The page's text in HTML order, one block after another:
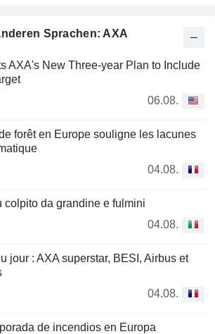
Sprachen: AXA
AXA's New Three-year Plan to Include
06.08.
forêt en Europe souligne les lacunes
04.08.
colpito da grandine e fulmini
04.08.
jour : AXA superstar, BESI, Airbus et
04.08.
de incendios en Europa